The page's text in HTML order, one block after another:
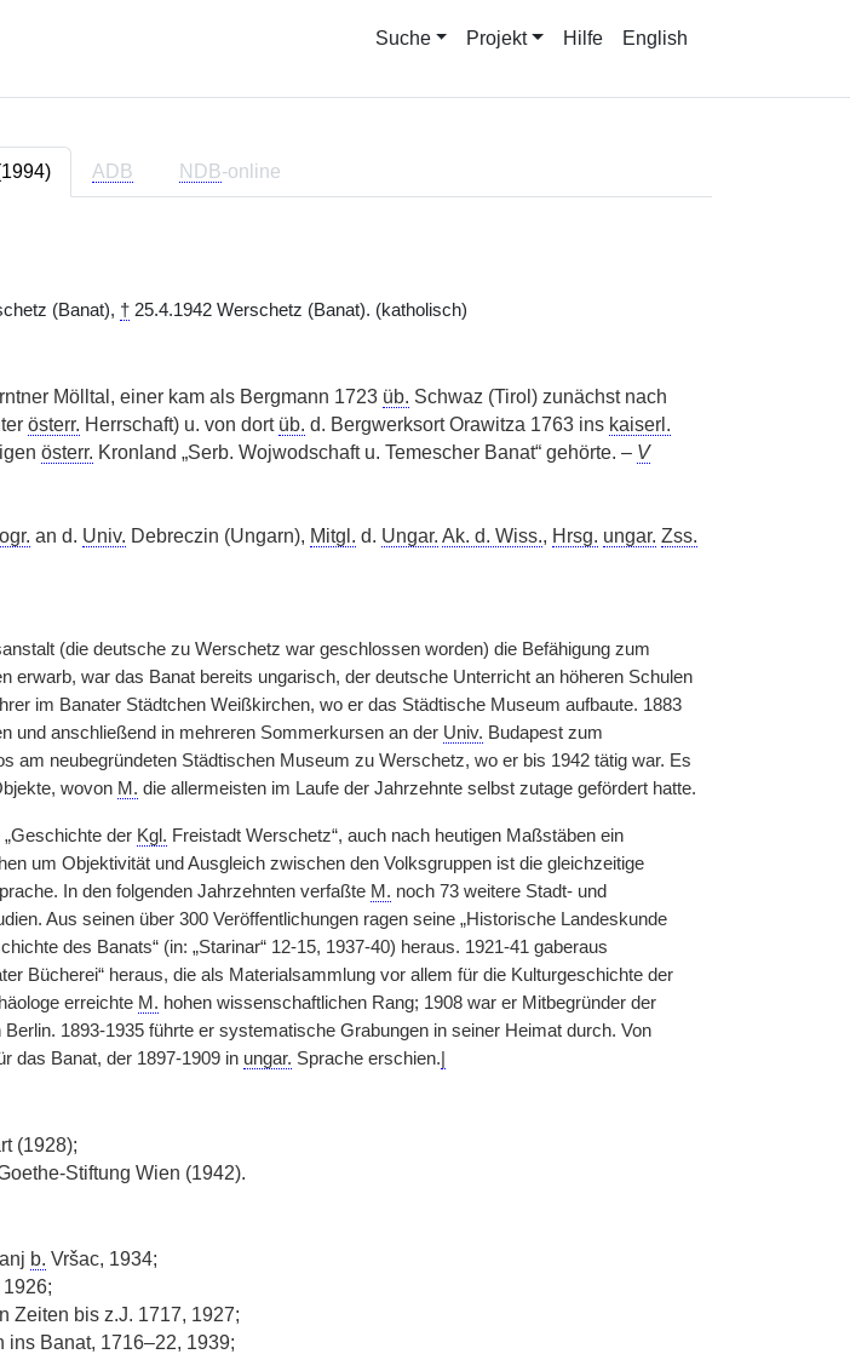
Suche Projekt Hilfe English
ADB NDB-online
(Banat), †25.4.1942 Werschetz (Banat). (katholisch)
Mölltal, einer kam als Bergmann 1723 üb. Schwaz (Tirol) zunächst nach
österr. Herrschaft) u. von dort üb. d. Bergwerksort Orawitza 1763 ins kaiserl.
österr. Kronland „Serb. Wojwodschaft u. Temescher Banat“ gehörte. – V
an d. Univ. Debreczin (Ungarn), Mitgl. d. Ungar. Ak. d. Wiss., Hrsg. ungar. Zss.
(die deutsche zu Werschetz war geschlossen worden) die Befähigung zum
erwarb, war das Banat bereits ungarisch, der deutsche Unterricht an höheren Schulen
im Banater Städtchen Weißkirchen, wo er das Städtische Museum aufbaute. 1883
und anschließend in mehreren Sommerkursen an der Univ. Budapest zum
am neubegründeten Städtischen Museum zu Werschetz, wo er bis 1942 tätig war. Es
wovon M. die allermeisten im Laufe der Jahrzehnte selbst zutage gefördert hatte.
der Kgl. Freistadt Werschetz“, auch nach heutigen Maßstäben ein
um Objektivität und Ausgleich zwischen den Volksgruppen ist die gleichzeitige
In den folgenden Jahrzehnten verfaßte M. noch 73 weitere Stadt- und
Aus seinen über 300 Veröffentlichungen ragen seine „Historische Landeskunde
des Banats“ (in: „Starinar“ 12-15, 1937-40) heraus. 1921-41 gaberaus
Bücherei“ heraus, die als Materialsammlung vor allem für die Kulturgeschichte der
erreichte M. hohen wissenschaftlichen Rang; 1908 war er Mitbegründer der
1893-1935 führte er systematische Grabungen in seiner Heimat durch. Von
das Banat, der 1897-1909 in ungar. Sprache erschien.
(1928);
Stiftung Wien (1942).
b. Vršac, 1934;
Zeiten bis z.J. 1717, 1927;
ins Banat, 1716–22, 1939;